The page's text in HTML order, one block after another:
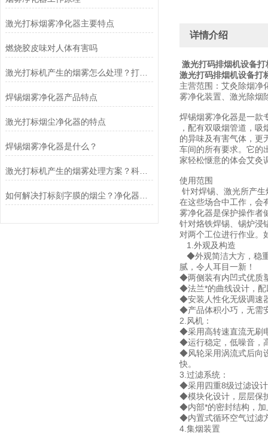
激光打标烟雾净化器主要特点
燃烧胶皮味对人体有害吗
激光打标机产生的烟雾怎么处理？打标机吸尘器
焊锡烟雾净化器产品特点
激光打标烟尘净化器的特点
焊锡烟雾净化器是什么？
激光打标机产生的烟雾处理方案？科莱捷烟雾净化器
详情介绍
激光打码排烟机设备
激光打码排烟机设备打
主营范围：艾灸除烟净
雾净化装置、激光除烟
焊锡烟雾净化器是一款
，配有双吸烟管道，
的异味及有害气体，更
车间的所有要求。它的
家轻松惬意的体会艾灸
使用范围
针对焊锡、激光所产
在这些场合中工作，会
雾净化器是保护操作者
针对烙铁焊锡、锡炉浸
对两个工位进行作业。
1.外观及构造
◆外观简洁大方，稳
腻，令人耳目一新！
◆两侧装有内凹式优质
◆法兰*的曲线设计，配
◆安装人性化无级调速
◆产品体积小巧，无需
2.风机：
◆采用高转速直流无刷
◆运行稳定，低噪音，
◆风轮采用涡流式后向
快。
3.过滤系统：
◆采用四重8级过滤设
◆模块化设计，层层保
◆内部*的密封结构，加
◆内置式循环空气过滤
4.集烟装置